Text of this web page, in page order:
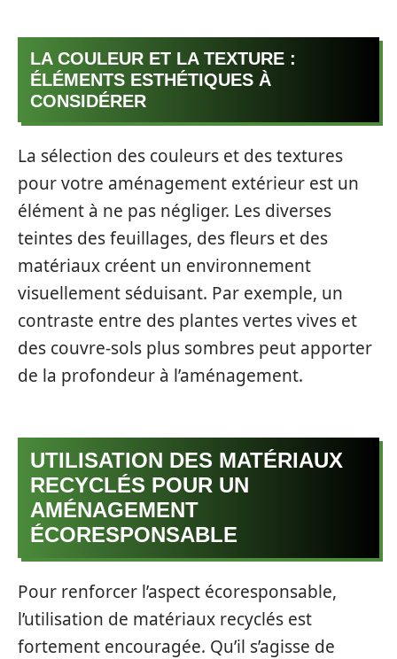
LA COULEUR ET LA TEXTURE :
ÉLÉMENTS ESTHÉTIQUES À
CONSIDÉRER
La sélection des couleurs et des textures
pour votre aménagement extérieur est un
élément à ne pas négliger. Les diverses
teintes des feuillages, des fleurs et des
matériaux créent un environnement
visuellement séduisant. Par exemple, un
contraste entre des plantes vertes vives et
des couvre-sols plus sombres peut apporter
de la profondeur à l’aménagement.
UTILISATION DES MATÉRIAUX
RECYCLÉS POUR UN
AMÉNAGEMENT
ÉCORESPONSABLE
Pour renforcer l’aspect écoresponsable,
l’utilisation de matériaux recyclés est
fortement encouragée. Qu’il s’agisse de